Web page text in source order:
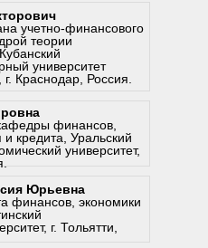
цифровизацию.
финансов.
учете.
и его
систем с
данных и
в бухгалтерском
с
международных
и отмыванием
онлайн-
систем.
и
клиентов.
на финансовый
технологий для
процессов
инвестиций.
для
рисками с
и рыночных
финансовыми
в области
данных и ИИ.
переподготовки
подготовки кадров.
навыков
у финансовых
в финансовом секторе.
навыков в
банков с финтех-
бизнес-
экосистемы для
лояльности.
цифровых сервисов в
финансовых и
компаний.
финансовые
Юрьевна
финансов, экономики
г. Тольятти,
учетно-финансового
теории
университет
Краснодар, Россия.
финансов,
кредита, Уральский
университет,